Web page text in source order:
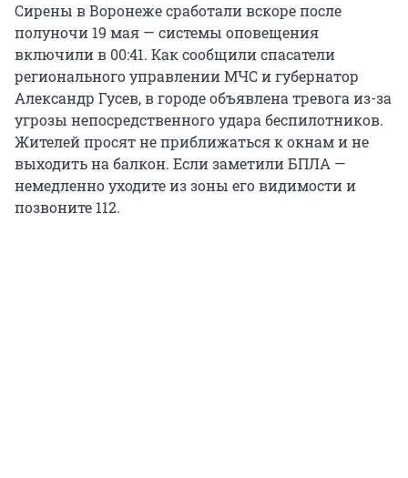
Сирены в Воронеже сработали вскоре после
полуночи 19 мая — системы оповещения
включили в 00:41. Как сообщили спасатели
регионального управлении МЧС и губернатор
Александр Гусев, в городе объявлена тревога из-за
угрозы непосредственного удара беспилотников.
Жителей просят не приближаться к окнам и не
выходить на балкон. Если заметили БПЛА —
немедленно уходите из зоны его видимости и
позвоните 112.